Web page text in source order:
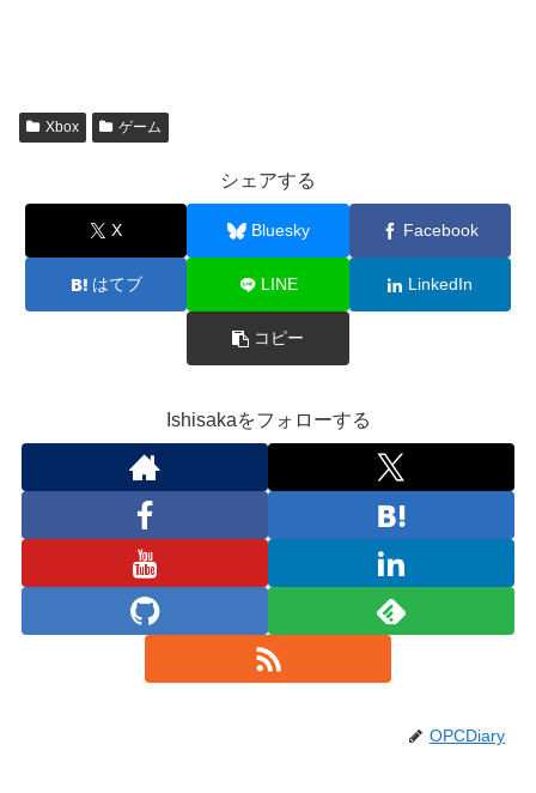
Xbox ゲーム
シェアする
X Bluesky Facebook
はてブ LINE LinkedIn
コピー
Ishisakaをフォローする
OPCDiary